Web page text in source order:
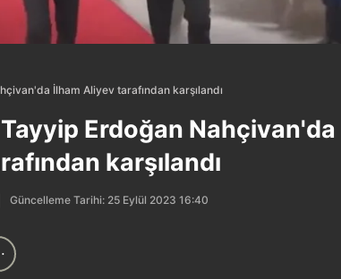
İlham Aliyev tarafından karşılandı
Erdoğan Nahçivan'da
karşılandı
Güncelleme Tarihi: 25 Eylül 2023 16:40